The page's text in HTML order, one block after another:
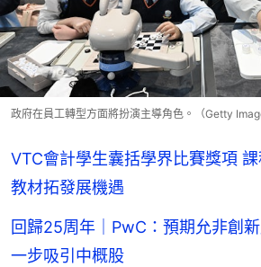
政府在員工轉型方面將扮演主導角色。（Getty
VTC會計學生囊括學界比賽獎項
教材拓發展機遇
回歸25周年｜PwC：預期允非創
一步吸引中概股